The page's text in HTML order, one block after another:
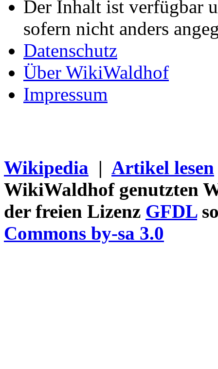
Der Inhalt ist verfügbar
sofern nicht anders
Datenschutz
Über WikiWaldhof
Impressum
Wikipedia | Artikel lesen
WikiWaldhof genutzten
der freien Lizenz GFDL
Commons by-sa 3.0